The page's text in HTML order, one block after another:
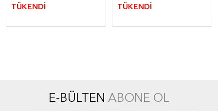
TÜKENDİ
Shipwreck Sea
TÜKENDİ
E-BÜLTEN ABONE OL